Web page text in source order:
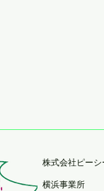
株式会社ピーシ
横浜事業所